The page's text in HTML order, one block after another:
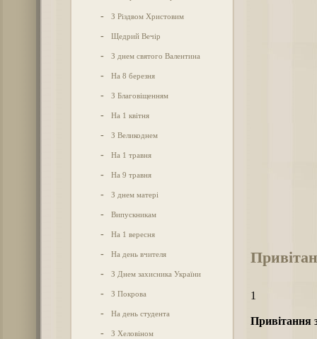
- З Різдвом Христовим
- Щедрий Вечір
- З днем святого Валентина
- На 8 березня
- З Благовіщенням
- На 1 квітня
- З Великоднем
- На 1 травня
- На 9 травня
- З днем матері
- Випускникам
- На 1 вересня
- На день вчителя
- З Днем захисника України
- З Покрова
- На день студента
- З Хеловіном
1
Привітання